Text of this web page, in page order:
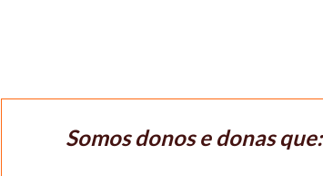
Somos donos e donas que: